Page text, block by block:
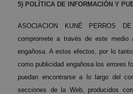
5) POLÍTICA DE INFORMACIÓN Y
ASOCIACION KUNÉ PERROS
compromete a través de este medio
engañosa. A estos efectos, por lo
como publicidad engañosa los errores
puedan encontrarse a lo largo del
secciones de la Web, producidos